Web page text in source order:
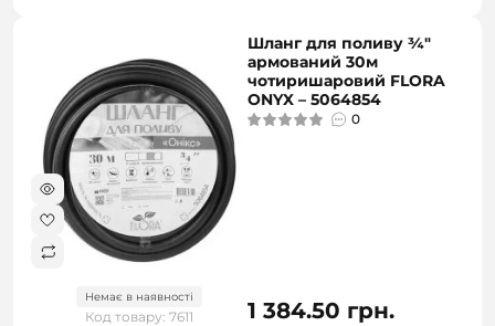
Немає в наявності
Код товару: 7611
Шланг для поливу ¾"
армований 30м
чотиришаровий FLORA
ONYX – 5064854
0
1 384.50 грн.